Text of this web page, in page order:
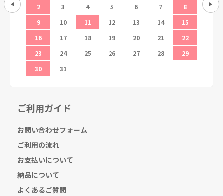
12
2
3 4 5 6 7
8
9
10 11 12 13 14
15
16
17 18 19 20 21
22
23
24 25 26 27 28
29
30
31
6
ご利用ガイド
お問い合わせフォーム
ご利用の流れ
お支払いについて
納品について
よくあるご質問